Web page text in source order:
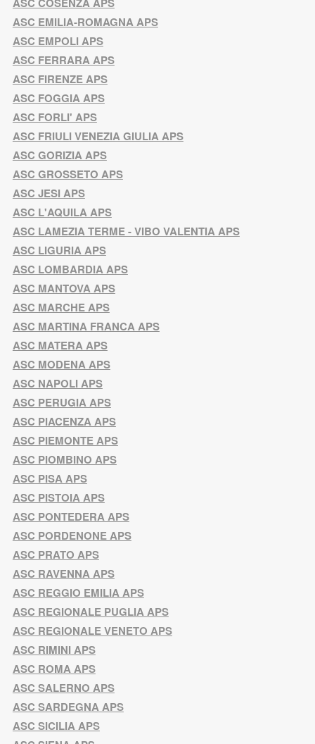
ASC EMILIA-ROMAGNA APS
ASC EMPOLI APS
ASC FERRARA APS
ASC FIRENZE APS
ASC FOGGIA APS
ASC FORLI' APS
ASC FRIULI VENEZIA GIULIA APS
ASC GORIZIA APS
ASC GROSSETO APS
ASC JESI APS
ASC L'AQUILA APS
ASC LAMEZIA TERME - VIBO VALENTIA APS
ASC LIGURIA APS
ASC LOMBARDIA APS
ASC MANTOVA APS
ASC MARCHE APS
ASC MARTINA FRANCA APS
ASC MATERA APS
ASC MODENA APS
ASC NAPOLI APS
ASC PERUGIA APS
ASC PIACENZA APS
ASC PIEMONTE APS
ASC PIOMBINO APS
ASC PISA APS
ASC PISTOIA APS
ASC PONTEDERA APS
ASC PORDENONE APS
ASC PRATO APS
ASC RAVENNA APS
ASC REGGIO EMILIA APS
ASC REGIONALE PUGLIA APS
ASC REGIONALE VENETO APS
ASC RIMINI APS
ASC ROMA APS
ASC SALERNO APS
ASC SARDEGNA APS
ASC SICILIA APS